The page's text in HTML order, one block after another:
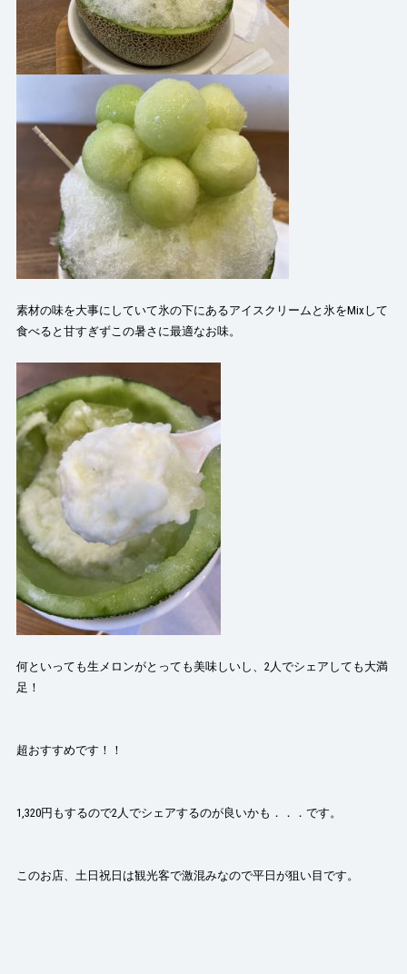
素材の味を大事にしていて氷の下にあるアイスクリームと氷をMixして
食べると甘すぎずこの暑さに最適なお味。
何といっても生メロンがとっても美味しいし、2人でシェアしても大満
足！
超おすすめです！！
1,320円もするので2人でシェアするのが良いかも．．．です。
このお店、土日祝日は観光客で激混みなので平日が狙い目です。